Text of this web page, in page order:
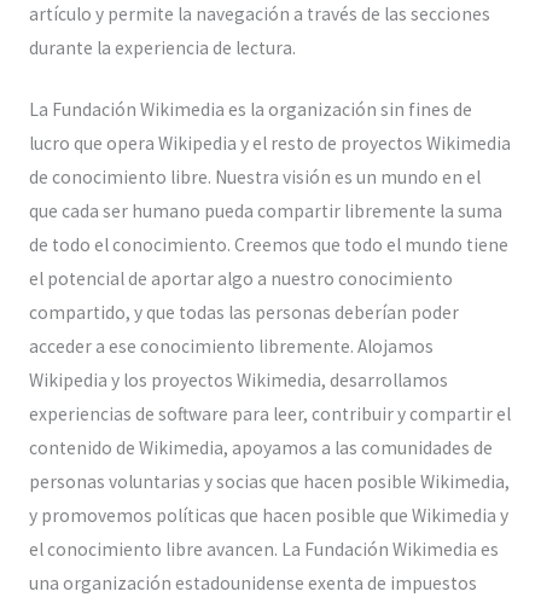
artículo y permite la navegación a través de las secciones
durante la experiencia de lectura.
La Fundación Wikimedia es la organización sin fines de
lucro que opera Wikipedia y el resto de proyectos Wikimedia
de conocimiento libre. Nuestra visión es un mundo en el
que cada ser humano pueda compartir libremente la suma
de todo el conocimiento. Creemos que todo el mundo tiene
el potencial de aportar algo a nuestro conocimiento
compartido, y que todas las personas deberían poder
acceder a ese conocimiento libremente. Alojamos
Wikipedia y los proyectos Wikimedia, desarrollamos
experiencias de software para leer, contribuir y compartir el
contenido de Wikimedia, apoyamos a las comunidades de
personas voluntarias y socias que hacen posible Wikimedia,
y promovemos políticas que hacen posible que Wikimedia y
el conocimiento libre avancen. La Fundación Wikimedia es
una organización estadounidense exenta de impuestos